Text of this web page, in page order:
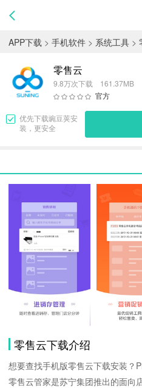
APP下载 > 手机软件 > 系统工具 >
零售云
9.8万次下载 161.37MB
官方
优先下载豌豆荚安
装，更安全
零售云下载介绍
想要查找手机版零售云下载安装？
零售云管家是苏宁集团推出的面向